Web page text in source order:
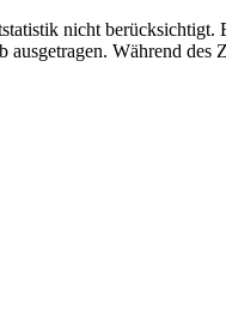
nicht
Während des